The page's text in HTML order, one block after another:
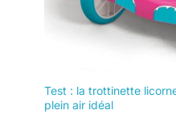
Test : la trottinette
plein air idéal